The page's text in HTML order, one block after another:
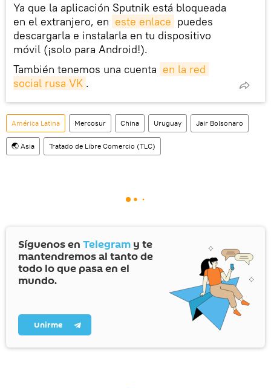
Ya que la aplicación Sputnik está bloqueada
en el extranjero, en este enlace puedes
descargarla e instalarla en tu dispositivo
móvil (¡solo para Android!).
También tenemos una cuenta en la red
social rusa VK .
América Latina Mercosur China Uruguay Jair Bolsonaro
🌏 Asia Tratado de Libre Comercio (TLC)
Síguenos en Telegram y te
mantendremos al tanto de
todo lo que pasa en el
mundo.
Unirme